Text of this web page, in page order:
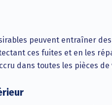
peuvent entraîner
ces fuites et en les
dans toutes les pièces de